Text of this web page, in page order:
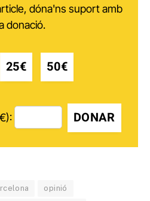
dóna'ns suport amb
donació.
25€ 50€
DONAR
opinió